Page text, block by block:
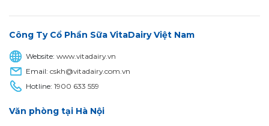
Công Ty Cổ Phần Sữa VitaDairy Việt Nam
Website:www.vitadairy.vn
Email:cskh@vitadairy.com.vn
Hotline:1900 633 559
Văn phòng tại Hà Nội